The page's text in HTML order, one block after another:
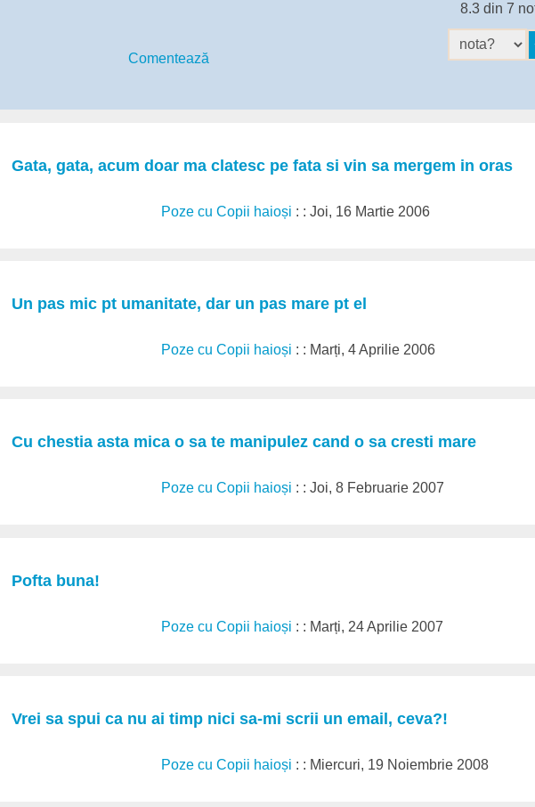
Comentează
8.3 din 7
Gata, gata, acum doar ma clatesc pe fata si vin sa mergem in oras
Poze cu Copii haioși : : Joi, 16 Martie 2006
Un pas mic pt umanitate, dar un pas mare pt el
Poze cu Copii haioși : : Marți, 4 Aprilie 2006
Cu chestia asta mica o sa te manipulez cand o sa cresti mare
Poze cu Copii haioși : : Joi, 8 Februarie 2007
Pofta buna!
Poze cu Copii haioși : : Marți, 24 Aprilie 2007
Vrei sa spui ca nu ai timp nici sa-mi scrii un email, ceva?!
Poze cu Copii haioși : : Miercuri, 19 Noiembrie 2008